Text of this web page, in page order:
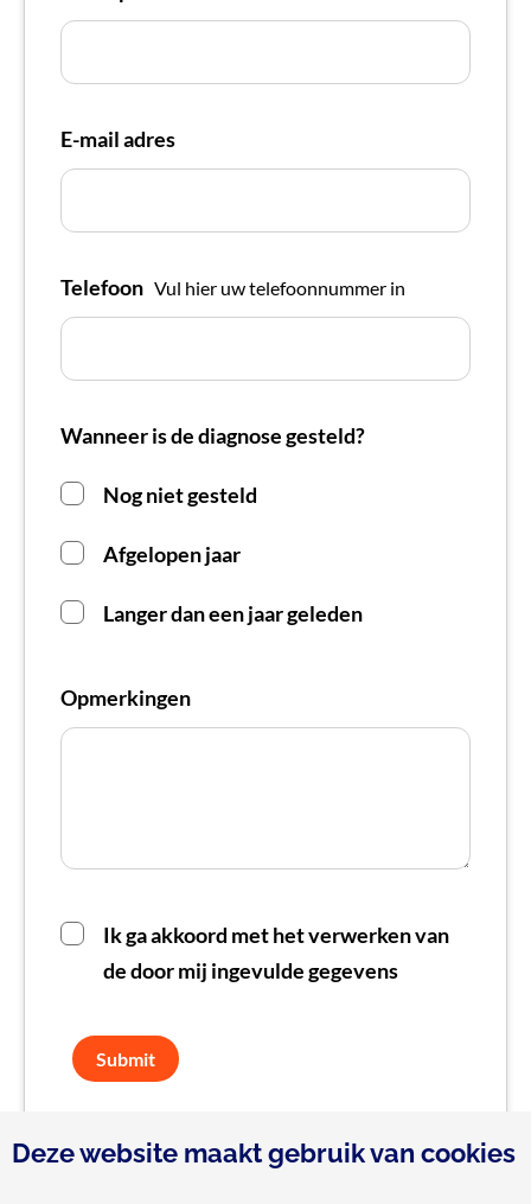
E-mail adres
Telefoon Vul hier uw telefoonnummer in
Wanneer is de diagnose gesteld?
Nog niet gesteld
Afgelopen jaar
Langer dan een jaar geleden
Opmerkingen
Ik ga akkoord met het verwerken van
de door mij ingevulde gegevens
Submit
Deze website maakt gebruik van cookies